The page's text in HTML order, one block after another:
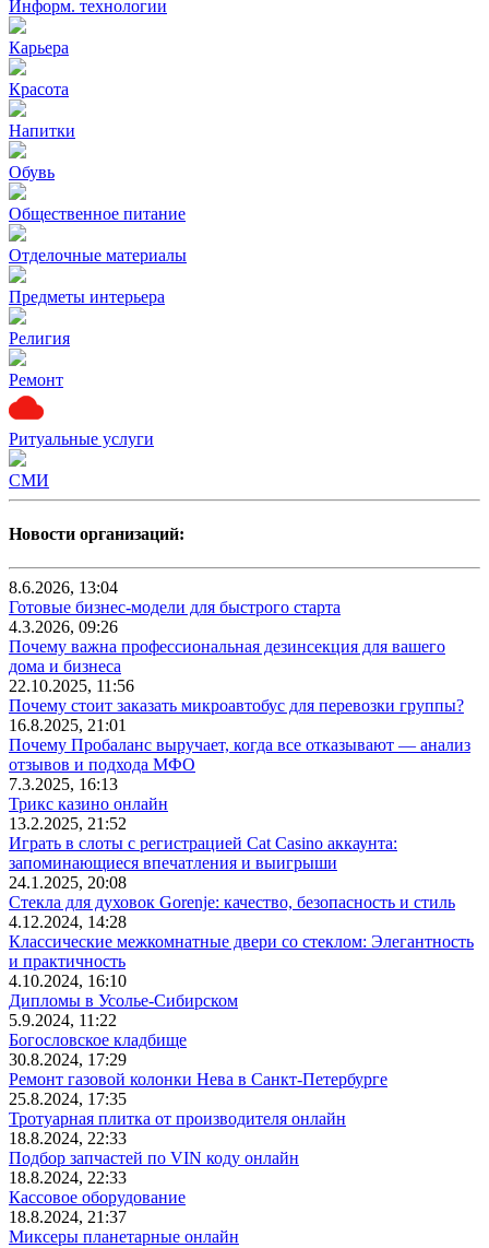
Информ. технологии
Карьера
Красота
Напитки
Обувь
Общественное питание
Отделочные материалы
Предметы интерьера
Религия
Ремонт
Ритуальные услуги
СМИ
Новости организаций:
8.6.2026, 13:04
Готовые бизнес-модели для быстрого старта
4.3.2026, 09:26
Почему важна профессиональная дезинсекция для вашего
дома и бизнеса
22.10.2025, 11:56
Почему стоит заказать микроавтобус для перевозки группы?
16.8.2025, 21:01
Почему Пробаланс выручает, когда все отказывают — анализ
отзывов и подхода МФО
7.3.2025, 16:13
Трикс казино онлайн
13.2.2025, 21:52
Играть в слоты с регистрацией Cat Casino аккаунта:
запоминающиеся впечатления и выигрыши
24.1.2025, 20:08
Стекла для духовок Gorenje: качество, безопасность и стиль
4.12.2024, 14:28
Классические межкомнатные двери со стеклом: Элегантность
и практичность
4.10.2024, 16:10
Дипломы в Усолье-Сибирском
5.9.2024, 11:22
Богословское кладбище
30.8.2024, 17:29
Ремонт газовой колонки Нева в Санкт-Петербурге
25.8.2024, 17:35
Тротуарная плитка от производителя онлайн
18.8.2024, 22:33
Подбор запчастей по VIN коду онлайн
18.8.2024, 22:33
Кассовое оборудование
18.8.2024, 21:37
Миксеры планетарные онлайн